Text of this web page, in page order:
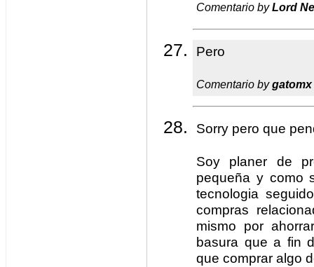
Comentario byLord
Pero
Comentario bygatomx
Sorry pero que
Soy planer de
pequeña y como
tecnologia
compras
mismo por
basura que a fin
que comprar algo